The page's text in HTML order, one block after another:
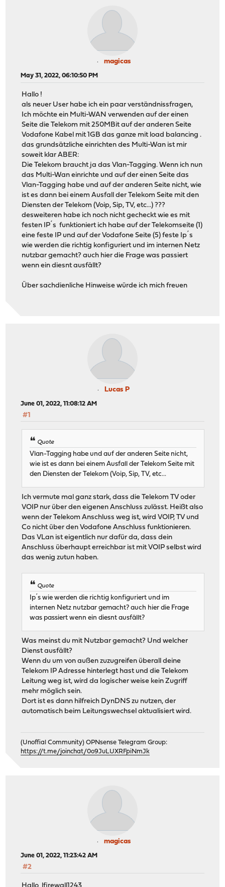
magicas
May 31, 2022, 06:10:50 PM
Hallo !
als neuer User habe ich ein paar verständnissfragen,
Ich möchte ein Multi-WAN verwenden auf der einen
Seite die Telekom mit 250MBit auf der anderen Seite
Vodafone Kabel mit 1GB das ganze mit load balancing .
das grundsätzliche einrichten des Multi-Wan ist mir
soweit klar ABER:
Die Telekom braucht ja das Vlan-Tagging. Wenn ich nun
das Multi-Wan einrichte und auf der einen Seite das
Vlan-Tagging habe und auf der anderen Seite nicht, wie
ist es dann bei einem Ausfall der Telekom Seite mit den
Diensten der Telekom (Voip, Sip, TV, etc...) ???
desweiteren habe ich noch nicht gecheckt wie es mit
festen IP´s funktioniert ich habe auf der Telekomseite (1)
eine feste IP und auf der Vodafone Seite (5) feste Ip´s
wie werden die richtig konfiguriert und im internen Netz
nutzbar gemacht? auch hier die Frage was passiert
wenn ein diesnt ausfällt?
Über sachdienliche Hinweise würde ich mich freuen
Lucas P
June 01, 2022, 11:08:12 AM
#1
Quote
Vlan-Tagging habe und auf der anderen Seite nicht,
wie ist es dann bei einem Ausfall der Telekom Seite mit
den Diensten der Telekom (Voip, Sip, TV, etc...
Ich vermute mal ganz stark, dass die Telekom TV oder
VOIP nur über den eigenen Anschluss zulässt. Heißt also
wenn der Telekom Anschluss weg ist, wird VOIP, TV und
Co nicht über den Vodafone Anschluss funktionieren.
Das VLan ist eigentlich nur dafür da, dass dein
Anschluss überhaupt erreichbar ist mit VOIP selbst wird
das wenig zutun haben.
Quote
Ip´s wie werden die richtig konfiguriert und im
internen Netz nutzbar gemacht? auch hier die Frage
was passiert wenn ein diesnt ausfällt?
Was meinst du mit Nutzbar gemacht? Und welcher
Dienst ausfällt?
Wenn du um von außen zuzugreifen überall deine
Telekom IP Adresse hinterlegt hast und die Telekom
Leitung weg ist, wird da logischer weise kein Zugriff
mehr möglich sein.
Dort ist es dann hilfreich DynDNS zu nutzen, der
automatisch beim Leitungswechsel aktualisiert wird.
(Unoffial Community) OPNsense Telegram Group:
https://t.me/joinchat/0o9JuLUXRFpiNmJk
magicas
June 01, 2022, 11:23:42 AM
#2